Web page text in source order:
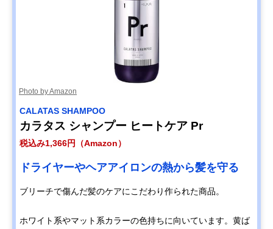
Photo by Amazon
CALATAS SHAMPOO
カラタス シャンプー ヒートケア Pr
税込み1,366円（Amazon）
ドライヤーやヘアアイロンの熱から髪を守る
ブリーチで傷んだ髪のケアにこだわり作られた商品。
ホワイト系やマット系カラーの色持ちに向いています。黄ば